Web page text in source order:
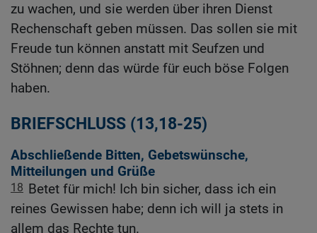
zu wachen, und sie werden über ihren Dienst
Rechenschaft geben müssen. Das sollen sie mit
Freude tun können anstatt mit Seufzen und
Stöhnen; denn das würde für euch böse Folgen
haben.
BRIEFSCHLUSS (13,18-25)
Abschließende Bitten, Gebetswünsche,
Mitteilungen und Grüße
18 Betet für mich! Ich bin sicher, dass ich ein
reines Gewissen habe; denn ich will ja stets in
allem das Rechte tun.